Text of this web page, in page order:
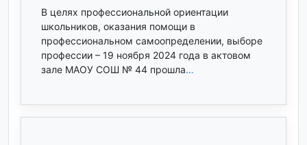
В целях профессиональной ориентации
школьников, оказания помощи в
профессиональном самоопределении, выборе
профессии – 19 ноября 2024 года в актовом
зале МАОУ СОШ № 44 прошла…